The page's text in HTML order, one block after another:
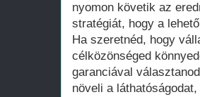
nyomon követik az
stratégiát, hogy a
Ha szeretnéd, hogy
célközönséged
garanciával
növeli a